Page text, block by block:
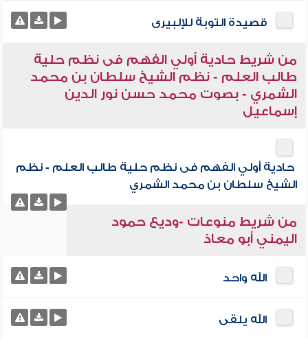
قصيدة التوبة للإلبيرى
من شريط حادية أولي الفهم فى نظم حلية
طالب العلم - نظم الشيخ سلطان بن محمد
الشمري - بصوت محمد حسن نور الدين
إسماعيل
حادية أولي الفهم فى نظم حلية طالب العلم - نظم
الشيخ سلطان بن محمد الشمري
من شريط منوعات -وديع حمود
اليمني أبو معاذ
الله واحد
الله يلقى